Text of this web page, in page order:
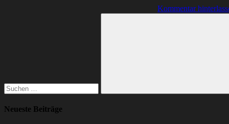
Kommentar
Suchen
Neueste Beiträge